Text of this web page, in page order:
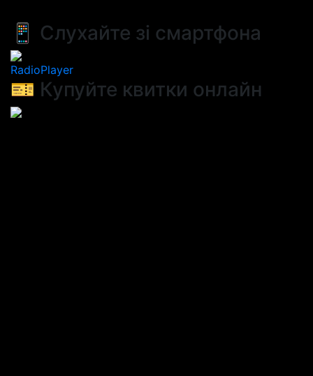
📱 Слухайте зі смартфона
RadioPlayer
🎫 Купуйте квитки онлайн